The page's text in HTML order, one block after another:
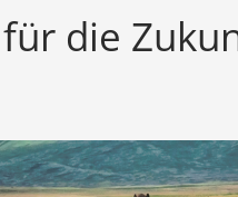
die